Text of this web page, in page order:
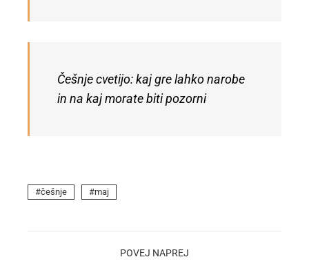
Češnje cvetijo: kaj gre lahko narobe
in na kaj morate biti pozorni
češnje maj
POVEJ NAPREJ